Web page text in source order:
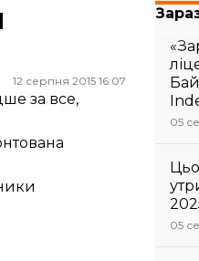
12 серпня 2015 16:07
за все,
05
05